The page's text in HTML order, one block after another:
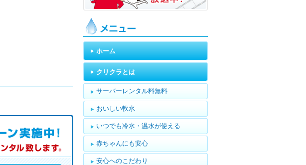
メニュー
ホーム
クリクラとは
サーバーレンタル料無料
おいしい軟水
いつでも冷水・温水が使える
赤ちゃんにも安心
安心へのこだわり